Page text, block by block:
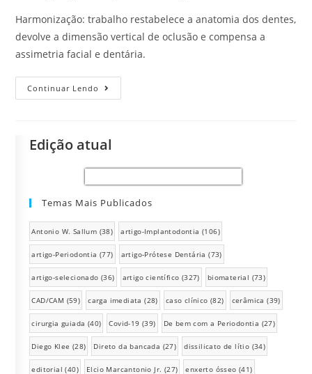
Harmonização: trabalho restabelece a anatomia dos dentes,
devolve a dimensão vertical de oclusão e compensa a
assimetria facial e dentária.
Continuar Lendo
Edição atual
Temas Mais Publicados
Antonio W. Sallum (38) artigo-Implantodontia (106)
artigo-Periodontia (77) artigo-Prótese Dentária (73)
artigo-selecionado (36) artigo científico (327) biomaterial (73)
CAD/CAM (59) carga imediata (28) caso clínico (82) cerâmica (39)
cirurgia guiada (40) Covid-19 (39) De bem com a Periodontia (27)
Diego Klee (28) Direto da bancada (27) dissilicato de lítio (34)
editorial (40) Elcio Marcantonio Jr. (27) enxerto ósseo (41)